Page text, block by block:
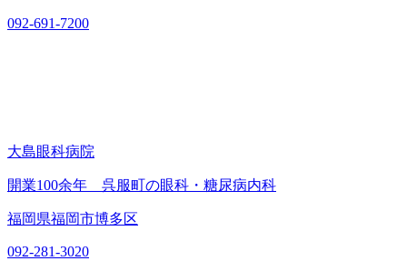
092-691-7200
大島眼科病院
開業100余年 呉服町の眼科・糖尿病内科
福岡県福岡市博多区
092-281-3020